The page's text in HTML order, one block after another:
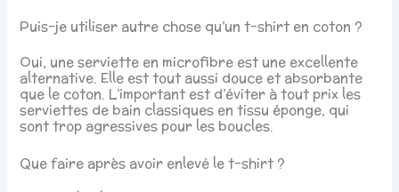
Puis-je utiliser autre chose qu’un t-shirt en coton ?
Oui, une serviette en microfibre est une excellente
alternative. Elle est tout aussi douce et absorbante
que le coton. L’important est d’éviter à tout prix les
serviettes de bain classiques en tissu éponge, qui
sont trop agressives pour les boucles.
Que faire après avoir enlevé le t-shirt ?